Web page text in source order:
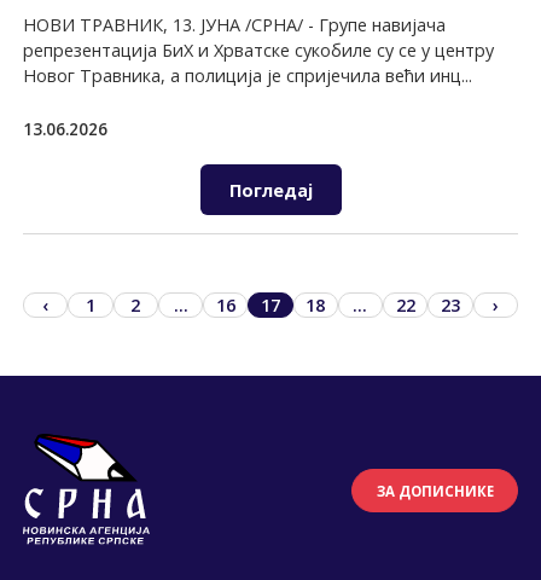
НОВИ ТРАВНИК, 13. ЈУНА /СРНА/ - Групе навијача
репрезентација БиХ и Хрватске сукобиле су се у центру
Новог Травника, а полиција је спријечила већи инц...
13.06.2026
Погледај
‹ 1 2 ... 16 17 18 ... 22 23 ›
ЗА ДОПИСНИКЕ